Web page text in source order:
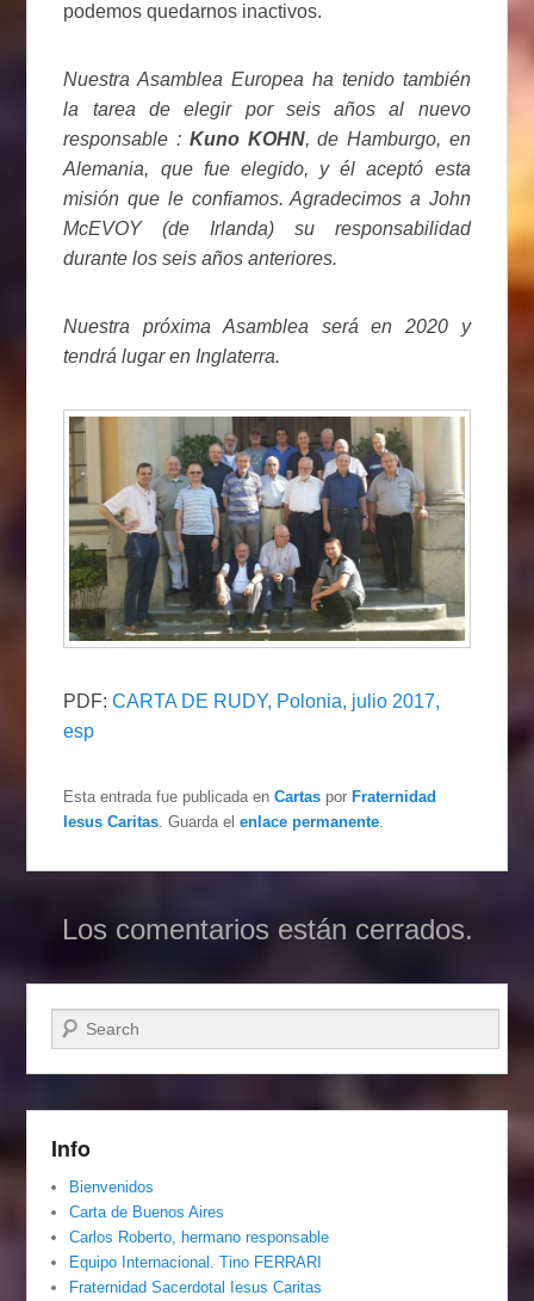
podemos quedarnos inactivos.
Nuestra Asamblea Europea ha tenido también
la tarea de elegir por seis años al nuevo
responsable : Kuno KOHN, de Hamburgo, en
Alemania, que fue elegido, y él aceptó esta
misión que le confiamos. Agradecimos a John
McEVOY (de Irlanda) su responsabilidad
durante los seis años anteriores.
Nuestra próxima Asamblea será en 2020 y
tendrá lugar en Inglaterra.
PDF:CARTA DE RUDY, Polonia, julio 2017,
esp
Esta entrada fue publicada enCartas por Fraternidad
Iesus Caritas . Guarda elenlace permanente
Los comentarios están cerrados.
Buscar
Info
Bienvenidos
Carta de Buenos Aires
Carlos Roberto, hermano responsable
Equipo Internacional. Tino FERRARI
Fraternidad Sacerdotal Iesus Caritas